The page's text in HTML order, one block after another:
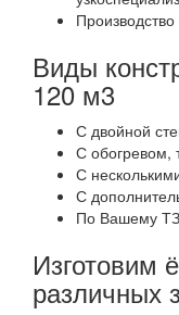
Виды
120 м3
С двойной
С обогревом,
С
С
По Вашему
Изготовим
различных